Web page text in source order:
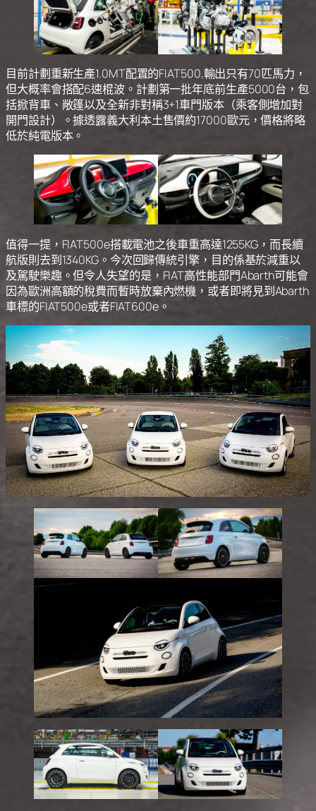
目前計劃重新生產1.0MT配置的FIAT500,輸出只有70匹馬力，
但大概率會搭配6速棍波。計劃第一批年底前生產5000台，包
括掀背車、敞篷以及全新非對稱3+1車門版本（乘客側增加對
開門設計）。據透露義大利本土售價約17000歐元，價格將略
低於純電版本。
值得一提，FIAT500e搭載電池之後車重高達1255KG，而長續
航版則去到1340KG。今次回歸傳統引擎，目的係基於減重以
及駕駛樂趣。但令人失望的是，FIAT高性能部門Abarth可能會
因為歐洲高額的稅費而暫時放棄內燃機，或者即將見到Abarth
車標的FIAT500e或者FIAT600e。